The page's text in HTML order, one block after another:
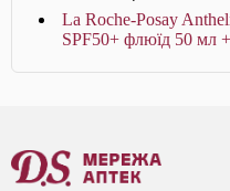
La Roche-Posay
SPF50+ флюїд 50 мл